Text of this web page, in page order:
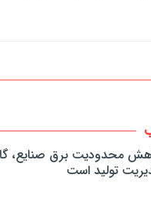
محدودیت برق صنایع،
تولید است